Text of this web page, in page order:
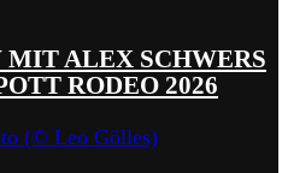
ALEX SCHWERS
RODEO 2026